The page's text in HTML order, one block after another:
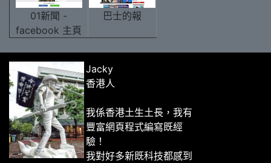
01新聞 -
facebook 主頁
巴士的報
Jacky
香港人
我係香港土生土長，我有
豐富網頁程式編寫既經
驗！
我對好多新既科技都感到